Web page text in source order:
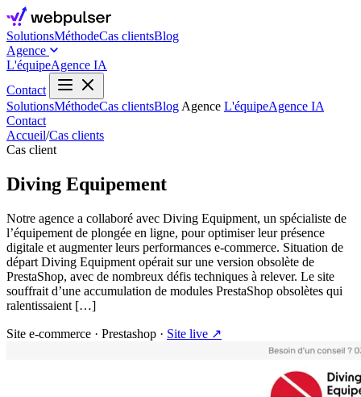
SolutionsMéthodeCas clientsBlog
Agence
L'équipeAgence IA
Contact
SolutionsMéthodeCas clientsBlog Agence L'équipeAgence IA
Contact
Accueil/Cas clients
Cas client
Diving Equipement
Notre agence a collaboré avec Diving Equipment, un spécialiste de
l’équipement de plongée en ligne, pour optimiser leur présence
digitale et augmenter leurs performances e-commerce. Situation de
départ Diving Equipment opérait sur une version obsolète de
PrestaShop, avec de nombreux défis techniques à relever. Le site
souffrait d’une accumulation de modules PrestaShop obsolètes qui
ralentissaient […]
Site e-commerce · Prestashop · Site live ↗